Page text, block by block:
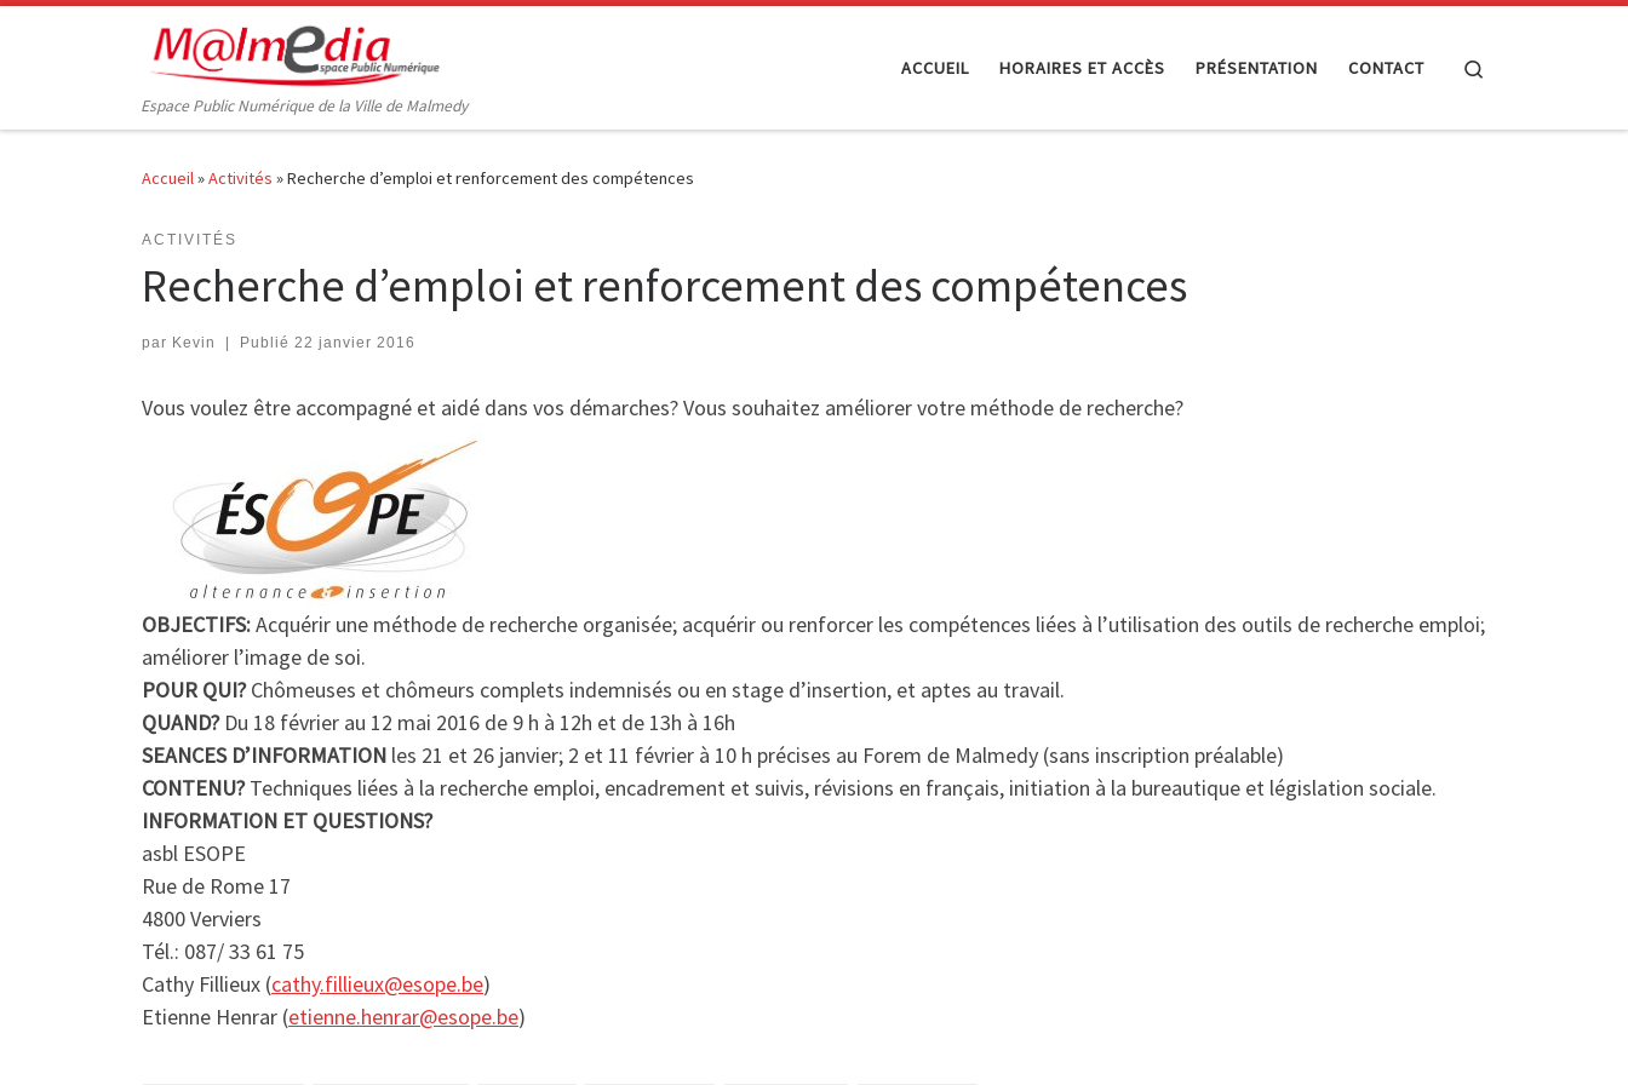
Passer au contenu
Espace Public Numérique de la Ville de Malmedy
ACCUEIL HORAIRES ET ACCÈS PRÉSENTATION CONTACT
Accueil»Activités »Recherche d’emploi et renforcement des compétences
ACTIVITÉS
Recherche d’emploi et renforcement des compétences
par Kevin Publié 22 janvier 2016
Vous voulez être accompagné et aidé dans vos démarches? Vous souhaitez améliorer votre méthode de recherche?
OBJECTIFS:Acquérir une méthode de recherche organisée; acquérir ou renforcer les compétences liées à l’utilisation des outils de recherche emploi;
améliorer l’image de soi.
POUR QUI?Chômeuses et chômeurs complets indemnisés ou en stage d’insertion, et aptes au travail.
QUAND?Du 18 février au 12 mai 2016 de 9 h à 12h et de 13h à 16h
SEANCES D’INFORMATION les 21 et 26 janvier; 2 et 11 février à 10 h précises au Forem de Malmedy (sans inscription préalable)
CONTENU?Techniques liées à la recherche emploi, encadrement et suivis, révisions en français, initiation à la bureautique et législation sociale.
INFORMATION ET QUESTIONS?
asbl ESOPE
Rue de Rome 17
4800 Verviers
Tél.: 087/ 33 61 75
Cathy Fillieux (cathy.fillieux@esope.be)
Etienne Henrar (etienne.henrar@esope.be)